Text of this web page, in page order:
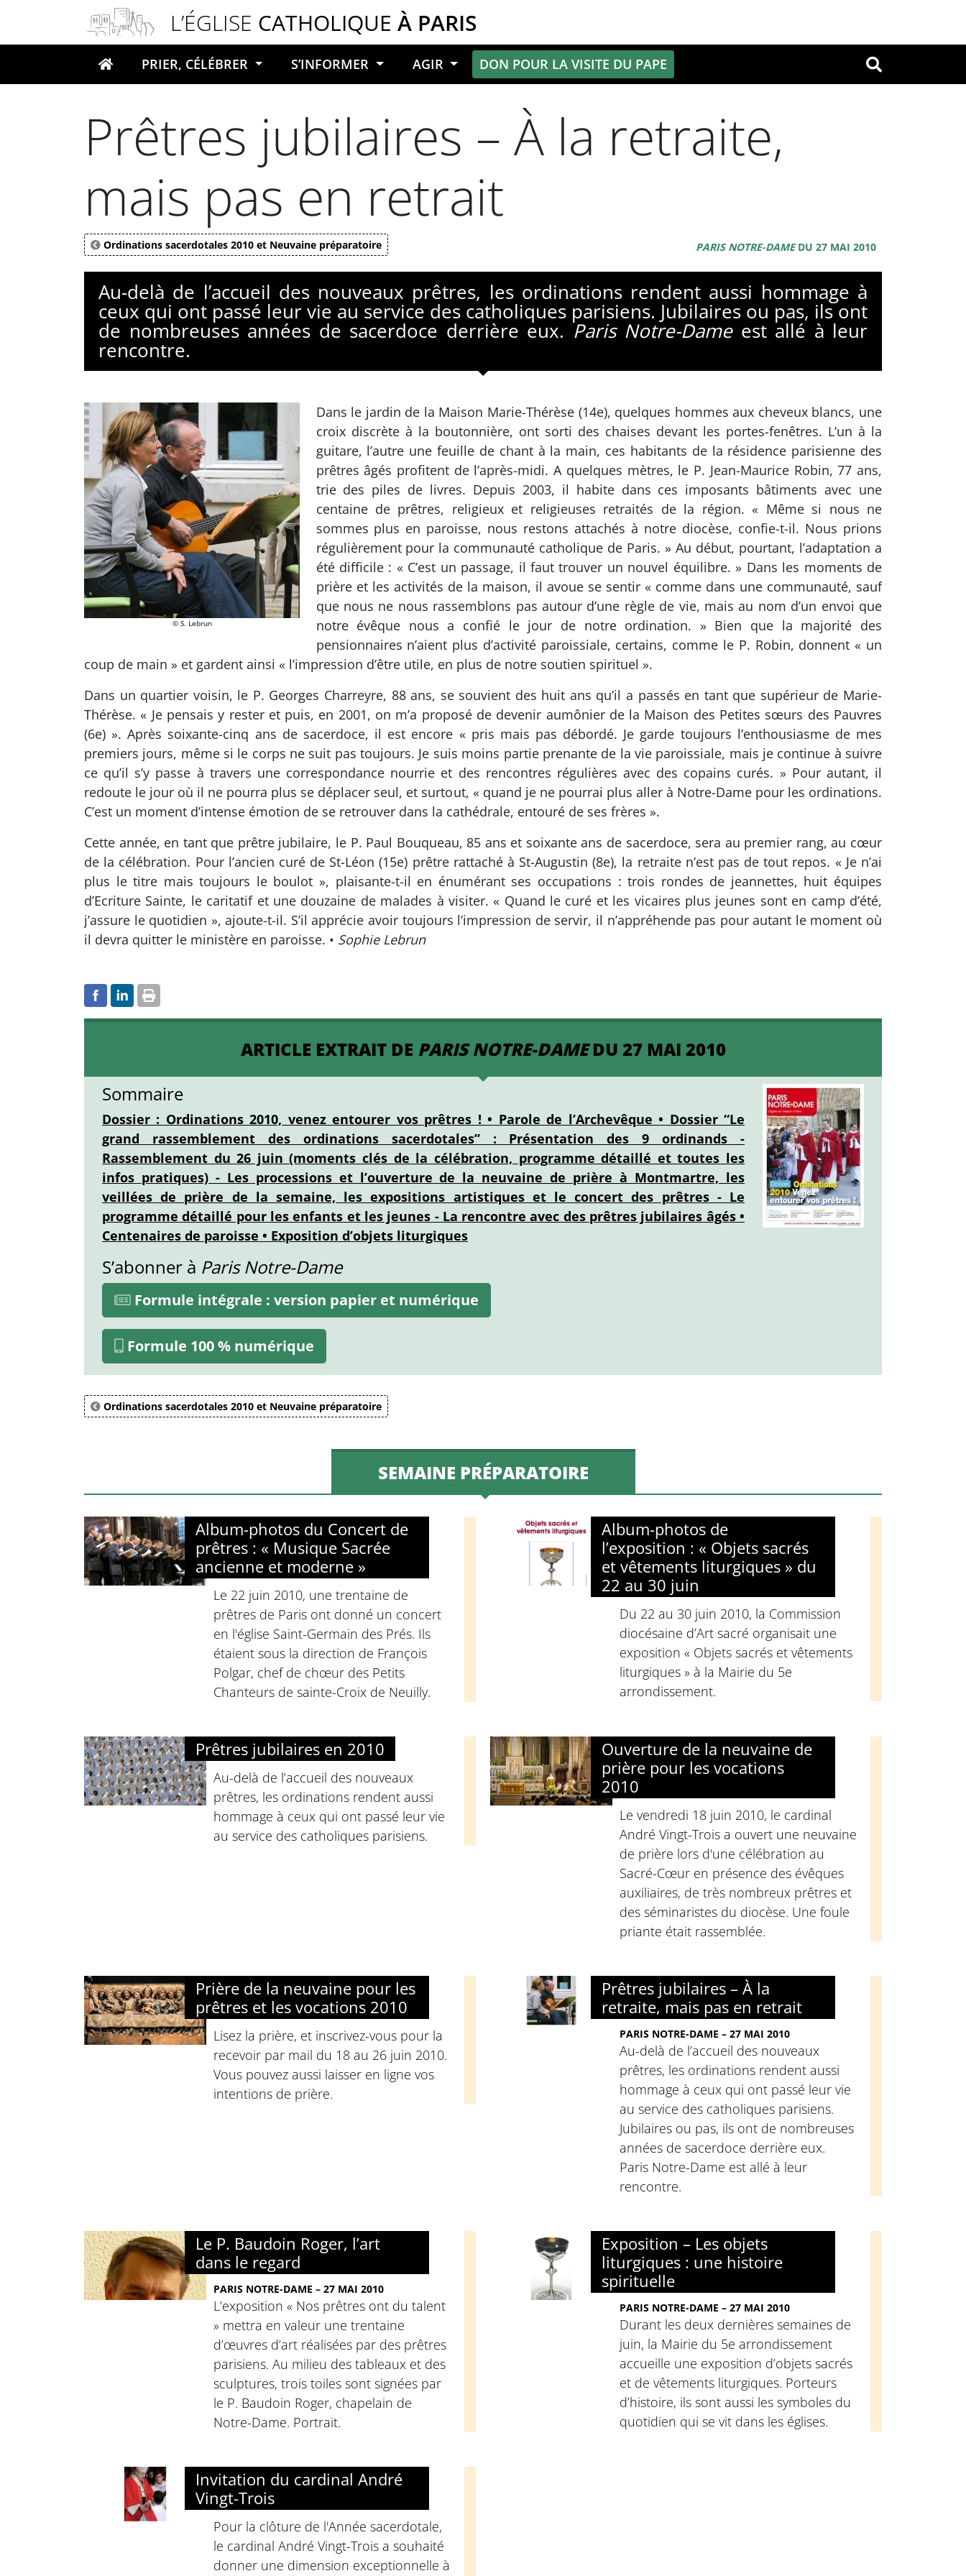
L’ÉGLISE CATHOLIQUE À PARIS
Votre recherche OK
PRIER, CÉLÉBRER S’INFORMER AGIR DON POUR LA VISITE DU PAPE
Prêtres jubilaires – À la retraite,
mais pas en retrait
Ordinations sacerdotales 2010 et Neuvaine préparatoire PARIS NOTRE-DAMEDU 27 MAI 2010
Au-delà de l’accueil des nouveaux prêtres, les ordinations rendent aussi hommage à
ceux qui ont passé leur vie au service des catholiques parisiens. Jubilaires ou pas, ils ont
de nombreuses années de sacerdoce derrière eux. Paris Notre-Dameest allé à leur
rencontre.
© S. Lebrun
Dans le jardin de la Mai­son Marie-Thérèse (14e), quel­ques hommes aux cheveux blancs, une
croix discrète à la boutonnière, ont sorti des chaises devant les portes-fenêtres. L’un à la
guitare, l’autre une feuille de chant à la main, ces habitants de la résidence parisienne des
prêtres âgés profitent de l’après-midi. A quelques mètres, le P. Jean-Maurice Robin, 77 ans,
trie des piles de livres. Depuis 2003, il habite dans ces imposants bâtiments avec une
centaine de prêtres, religieux et religieuses re­traités de la région. « Même si nous ne
sommes plus en paroisse, nous restons attachés à notre diocèse, confie-t-il. Nous prions
régulièrement pour la communauté catholique de Paris. » Au début, pourtant, l’adaptation a
été difficile : « C’est un passage, il faut trouver un nouvel équilibre. » Dans les moments de
prière et les activités de la maison, il avoue se sentir « comme dans une communauté, sauf
que nous ne nous rassemblons pas autour d’une règle de vie, mais au nom d’un envoi que
notre évêque nous a confié le jour de notre ordination. » Bien que la majorité des
pensionnaires n’aient plus d’activité parois­siale, certains, comme le P. Ro­bin, donnent « un
coup de main » et gardent ainsi « l’impression d’être utile, en plus de notre soutien spirituel ».
Dans un quartier voisin, le P. Geor­ges Charreyre, 88 ans, se souvient des huit ans qu’il a passés en tant que supérieur de Marie-
Thérèse. « Je pensais y rester et puis, en 2001, on m’a proposé de devenir aumônier de la Maison des Petites sœurs des Pauvres
(6e) ». Après soixante-cinq ans de sa­cerdoce, il est encore « pris mais pas débordé. Je garde toujours l’enthousiasme de mes
premiers jours, même si le corps ne suit pas toujours. Je suis moins partie prenante de la vie paroissiale, mais je continue à suivre
ce qu’il s’y passe à travers une corres­pondance nourrie et des rencontres régulières avec des copains curés. » Pour autant, il
redoute le jour où il ne pourra plus se dé­placer seul, et surtout, « quand je ne pourrai plus aller à Notre-Dame pour les ordinations.
C’est un moment d’intense émotion de se retrouver dans la cathédrale, entouré de ses frères ».
Cette année, en tant que prêtre jubilaire, le P. Paul Bouqueau, 85 ans et soixante ans de sacerdoce, sera au premier rang, au cœur
de la célébration. Pour l’ancien curé de St-Léon (15e) prêtre rat­taché à St-Augustin (8e), la retraite n’est pas de tout repos. « Je n’ai
plus le titre mais toujours le boulot », plaisante-t-il en énumérant ses occupations : trois rondes de jeannettes, huit équipes
d’Ecriture Sainte, le caritatif et une douzaine de malades à visiter. « Quand le curé et les vi­caires plus jeunes sont en camp d’été,
j’assure le quotidien », ajoute-t-il. S’il apprécie avoir toujours l’impression de servir, il n’appré­hende pas pour autant le mo­ment où
il devra quitter le mi­nis­tère en paroisse. • Sophie Lebrun
ARTICLE EXTRAIT DE PARIS NOTRE-DAMEDU 27 MAI 2010
Sommaire
Dossier : Ordinations 2010, venez entourer vos prêtres ! • Parole de l’Archevêque • Dossier “Le
grand rassemblement des ordinations sacerdotales” : Présentation des 9 ordinands -
Rassemblement du 26 juin (moments clés de la célébration, programme détaillé et toutes les
infos pratiques) - Les processions et l’ouverture de la neuvaine de prière à Montmartre, les
veillées de prière de la semaine, les expositions artistiques et le concert des prêtres - Le
programme détaillé pour les enfants et les jeunes - La rencontre avec des prêtres jubilaires âgés •
Centenaires de paroisse • Exposition d’objets liturgiques
S’abonner à Paris Notre-Dame
Formule intégrale : version papier et numérique
Formule 100 % numérique
Ordinations sacerdotales 2010 et Neuvaine préparatoire
SEMAINE PRÉPARATOIRE
Album-photos du Concert de
prêtres : « Musique Sacrée
ancienne et moderne »
Le 22 juin 2010, une trentaine de
prêtres de Paris ont donné un concert
en l'église Saint-Germain des Prés. Ils
étaient sous la direction de François
Polgar, chef de chœur des Petits
Chanteurs de sainte-Croix de Neuilly.
Album-photos de
l’exposition : « Objets sacrés
et vêtements liturgiques » du
22 au 30 juin
Du 22 au 30 juin 2010, la Commission
diocésaine d’Art sacré organisait une
exposition « Objets sacrés et vêtements
liturgiques » à la Mairie du 5e
arrondissement.
Prêtres jubilaires en 2010
Au-delà de l’accueil des nouveaux
prêtres, les ordinations rendent aussi
hommage à ceux qui ont passé leur vie
au service des catholiques parisiens.
Ouverture de la neuvaine de
prière pour les vocations
2010
Le vendredi 18 juin 2010, le cardinal
André Vingt-Trois a ouvert une neuvaine
de prière lors d'une célébration au
Sacré-Cœur en présence des évêques
auxiliaires, de très nombreux prêtres et
des séminaristes du diocèse. Une foule
priante était rassemblée.
Prière de la neuvaine pour les
prêtres et les vocations 2010
Lisez la prière, et inscrivez-vous pour la
recevoir par mail du 18 au 26 juin 2010.
Vous pouvez aussi laisser en ligne vos
intentions de prière.
Prêtres jubilaires – À la
retraite, mais pas en retrait
PARIS NOTRE-DAME – 27 MAI 2010
Au-delà de l’accueil des nouveaux
prêtres, les ordinations rendent aussi
hommage à ceux qui ont passé leur vie
au service des catholiques parisiens.
Jubilaires ou pas, ils ont de nombreuses
années de sacerdoce derrière eux.
Paris Notre-Dame est allé à leur
rencontre.
Le P. Baudoin Roger, l’art
dans le regard
PARIS NOTRE-DAME – 27 MAI 2010
L’exposition « Nos prêtres ont du talent
» mettra en valeur une trentaine
d’œuvres d’art réalisées par des prêtres
parisiens. Au milieu des tableaux et des
sculptures, trois toiles sont signées par
le P. Baudoin Roger, chapelain de
Notre-Dame. Portrait.
Exposition – Les objets
liturgiques : une histoire
spirituelle
PARIS NOTRE-DAME – 27 MAI 2010
Durant les deux dernières semaines de
juin, la Mairie du 5e arrondissement
accueille une exposition d’objets sacrés
et de vêtements liturgiques. Porteurs
d’histoire, ils sont aussi les symboles du
quotidien qui se vit dans les églises.
Invitation du cardinal André
Vingt-Trois
Pour la clôture de l'Année sacerdotale,
le cardinal André Vingt-Trois a souhaité
donner une dimension exceptionnelle à
Panneau de gestion des cookies